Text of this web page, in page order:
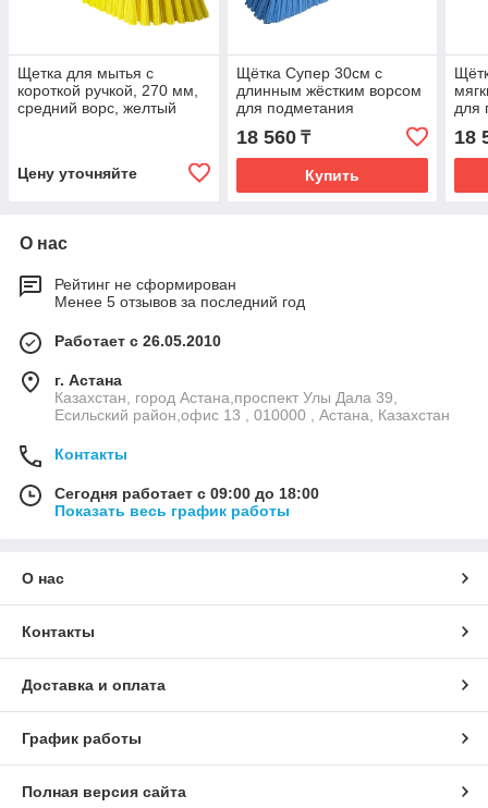
Щетка для мытья с
короткой ручкой, 270 мм,
средний ворс, желтый
Цену уточняйте
Щётка Супер 30см с
длинным жёстким ворсом
для подметания
18 560₸
Купить
для
18
О нас
Рейтинг не сформирован
Менее 5 отзывов за последний год
Работает с 26.05.2010
г. Астана
Казахстан, город Астана,проспект Улы Дала 39,
Есильский район,офис 13 , 010000 , Астана, Казахстан
Контакты
Сегодня работает с 09:00 до 18:00
Показать весь график работы
О нас
Контакты
Доставка и оплата
График работы
Полная версия сайта